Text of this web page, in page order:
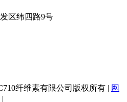
区纬四路9号
纤维素有限公司版权所有 | 网
|